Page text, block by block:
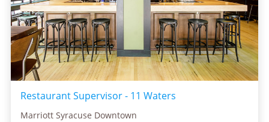
Restaurant Supervisor - 11 Waters
Marriott Syracuse Downtown